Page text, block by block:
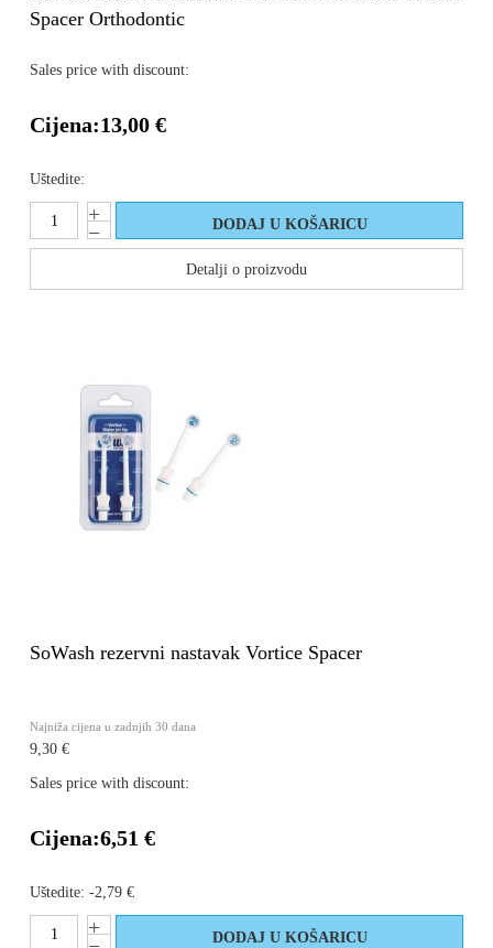
Spacer Orthodontic
Sales price with discount:
Cijena:13,00 €
Uštedite:
Detalji o proizvodu
SoWash rezervni nastavak Vortice Spacer
Najniža cijena u zadnjih 30 dana
9,30 €
Sales price with discount:
Cijena:6,51 €
Uštedite: -2,79 €